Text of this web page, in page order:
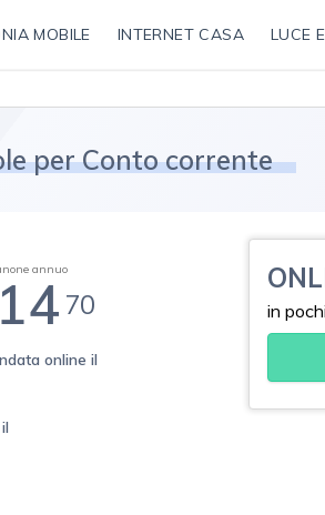
MOBILE INTERNET CASA LUCE
per Conto corrente
annuo
14 70
online il
in